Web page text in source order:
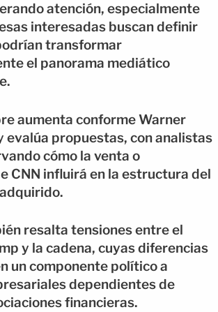
atención, especialmente
interesadas buscan definir
transformar
el panorama mediático
aumenta conforme Warner
evalúa propuestas, con analistas
cómo la venta o
CNN influirá en la estructura del
resalta tensiones entre el
y la cadena, cuyas diferencias
un componente político a
dependientes de
financieras.